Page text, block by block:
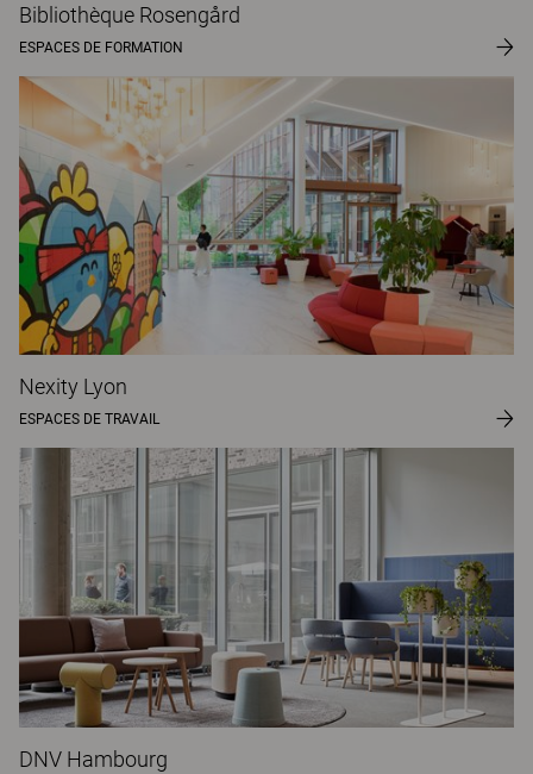
Bibliothèque Rosengård
ESPACES DE FORMATION
Nexity Lyon
ESPACES DE TRAVAIL
DNV Hambourg